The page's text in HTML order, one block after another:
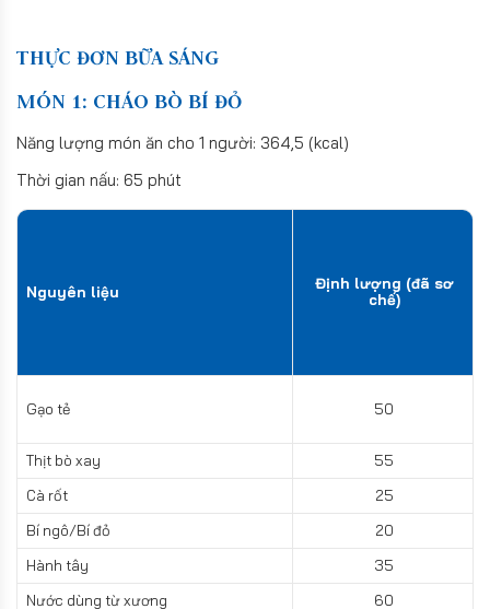
THỰC ĐƠN BỮA SÁNG
MÓN 1: CHÁO BÒ BÍ ĐỎ
Năng lượng món ăn cho 1 người: 364,5 (kcal)
Thời gian nấu: 65 phút
Nguyên liệu
Định lượng (đã sơ
chế)
Gạo tẻ 50
Thịt bò xay
55
Cà rốt
25
Bí ngô/Bí đỏ
20
Hành tây
35
Nước dùng từ xương
60